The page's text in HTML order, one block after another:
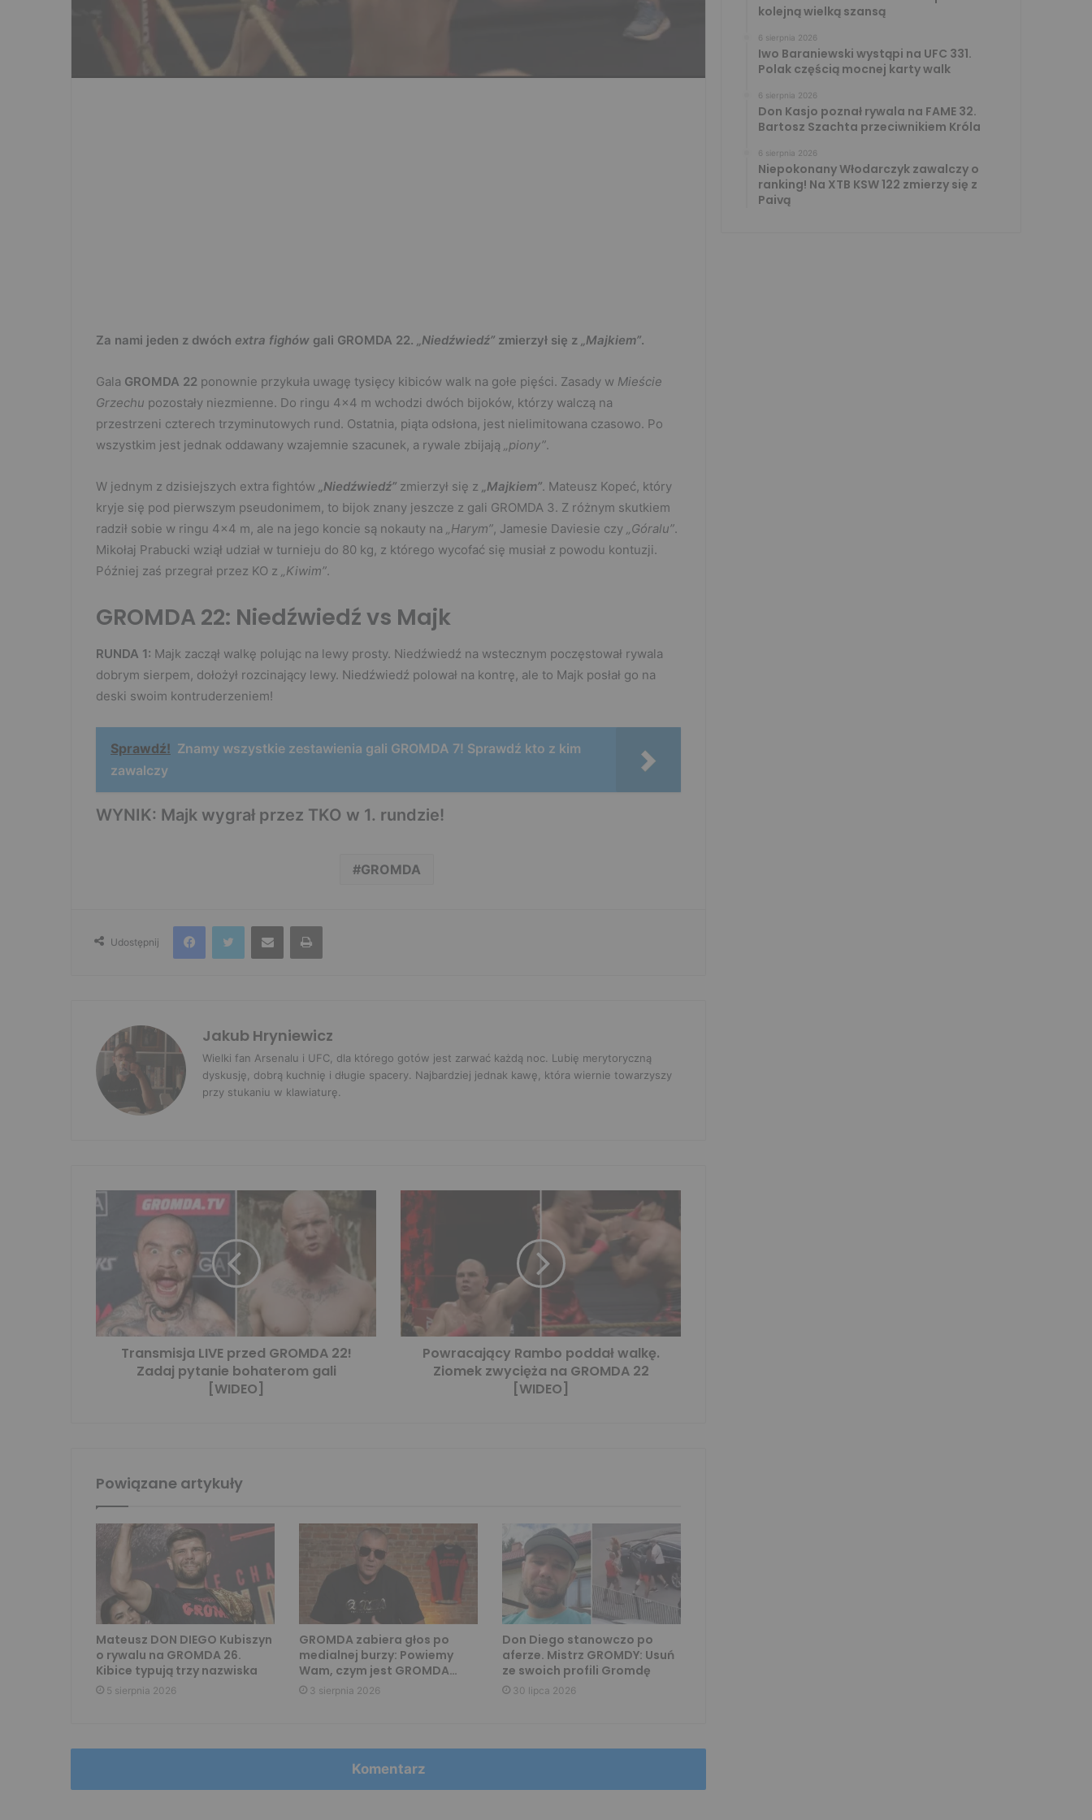
Za nami jeden z dwóch extra fighów gali GROMDA 22. „Niedźwiedź” zmierzył się z „Majkiem”.
Gala GROMDA 22 ponownie przykuła uwagę tysięcy kibiców walk na gołe pięści. Zasady w Mieście
Grzechu pozostały niezmienne. Do ringu 4×4 m wchodzi dwóch bijoków, którzy walczą na
przestrzeni czterech trzyminutowych rund. Ostatnia, piąta odsłona, jest nielimitowana czasowo. Po
wszystkim jest jednak oddawany wzajemnie szacunek, a rywale zbijają „piony”.
W jednym z dzisiejszych extra fightów „Niedźwiedź” zmierzył się z „Majkiem”. Mateusz Kopeć, który
kryje się pod pierwszym pseudonimem, to bijok znany jeszcze z gali GROMDA 3. Z różnym skutkiem
radził sobie w ringu 4×4 m, ale na jego koncie są nokauty na „Harym”, Jamesie Daviesie czy „Góralu”.
Mikołaj Prabucki wziął udział w turnieju do 80 kg, z którego wycofać się musiał z powodu kontuzji.
Później zaś przegrał przez KO z „Kiwim”.
GROMDA 22: Niedźwiedź vs Majk
RUNDA 1: Majk zaczął walkę polując na lewy prosty. Niedźwiedź na wstecznym poczęstował rywala
dobrym sierpem, dołożył rozcinający lewy. Niedźwiedź polował na kontrę, ale to Majk posłał go na
deski swoim kontruderzeniem!
Sprawdź! Znamy wszystkie zestawienia gali GROMDA 7! Sprawdź kto z kim
zawalczy
WYNIK: Majk wygrał przez TKO w 1. rundzie!
GROMDA
Udostępnij
FacebookTwitter Udostępnij przez e-mail Drukuj
Jakub Hryniewicz
Wielki fan Arsenalu i UFC, dla którego gotów jest zarwać każdą noc. Lubię merytoryczną
dyskusję, dobrą kuchnię i długie spacery. Najbardziej jednak kawę, która wiernie towarzyszy
przy stukaniu w klawiaturę.
Transmisja LIVE przed GROMDA 22!
Zadaj pytanie bohaterom gali
[WIDEO]
Powracający Rambo poddał walkę.
Ziomek zwycięża na GROMDA 22
[WIDEO]
Powiązane artykuły
Mateusz DON DIEGO Kubiszyn
o rywalu na GROMDA 26.
Kibice typują trzy nazwiska
5 sierpnia 2026
GROMDA zabiera głos po
medialnej burzy: Powiemy
Wam, czym jest GROMDA…
3 sierpnia 2026
Don Diego stanowczo po
aferze. Mistrz GROMDY: Usuń
ze swoich profili Gromdę
30 lipca 2026
Komentarz
kolejną wielką szansą
6 sierpnia 2026
Iwo Baraniewski wystąpi na UFC 331.
Polak częścią mocnej karty walk
6 sierpnia 2026
Don Kasjo poznał rywala na FAME 32.
Bartosz Szachta przeciwnikiem Króla
6 sierpnia 2026
Niepokonany Włodarczyk zawalczy o
ranking! Na XTB KSW 122 zmierzy się z
Paivą